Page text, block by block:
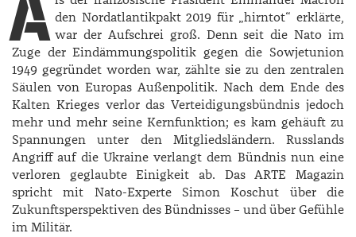
den Nordatlantikpakt 2019 für „hirntot“ erklärte,
war der Aufschrei groß. Denn seit die Nato im
Zuge der Eindämmungspolitik gegen die Sowjetunion
1949 gegründet worden war, zählte sie zu den zentralen
Säulen von Europas Außenpolitik. Nach dem Ende des
Kalten Krieges verlor das Verteidigungsbündnis jedoch
mehr und mehr seine Kernfunktion; es kam gehäuft zu
Spannungen unter den Mitgliedsländern. Russlands
Angriff auf die Ukraine verlangt dem Bündnis nun eine
verloren geglaubte Einigkeit ab. Das ARTE Magazin
spricht mit Nato-­Experte ­Simon ­Koschut über die
Zukunftsperspektiven des Bündnisses – und über Gefühle
im Militär.